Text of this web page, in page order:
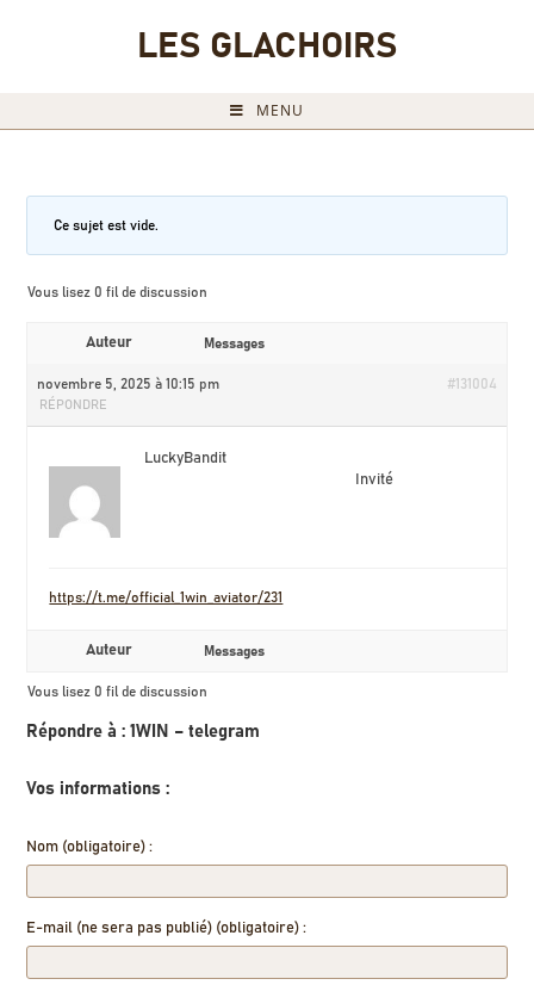
LES GLACHOIRS
MENU
Ce sujet est vide.
Vous lisez 0 fil de discussion
Auteur Messages
novembre 5, 2025 à 10:15 pm #131004
RÉPONDRE
LuckyBandit
Invité
https://t.me/official_1win_aviator/231
Auteur Messages
Vous lisez 0 fil de discussion
Répondre à : 1WIN – telegram
Vos informations :
Nom (obligatoire) :
E-mail (ne sera pas publié) (obligatoire) :